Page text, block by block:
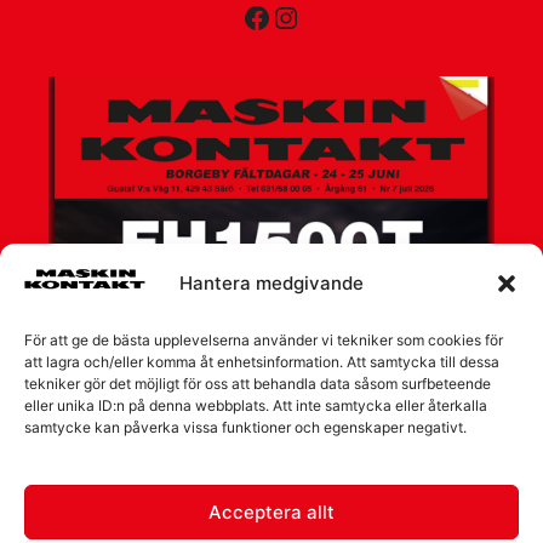
Hantera medgivande
För att ge de bästa upplevelserna använder vi tekniker som cookies för
att lagra och/eller komma åt enhetsinformation. Att samtycka till dessa
tekniker gör det möjligt för oss att behandla data såsom surfbeteende
eller unika ID:n på denna webbplats. Att inte samtycka eller återkalla
samtycke kan påverka vissa funktioner och egenskaper negativt.
Acceptera allt
Facebook
Instagram